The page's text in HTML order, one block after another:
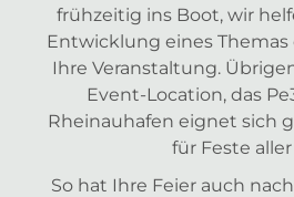
frühzeitig ins Boot, wir
Entwicklung eines Themas
Ihre Veranstaltung.
Event-Location, das
Rheinauhafen eignet sich
für Feste
So hat Ihre Feier auch